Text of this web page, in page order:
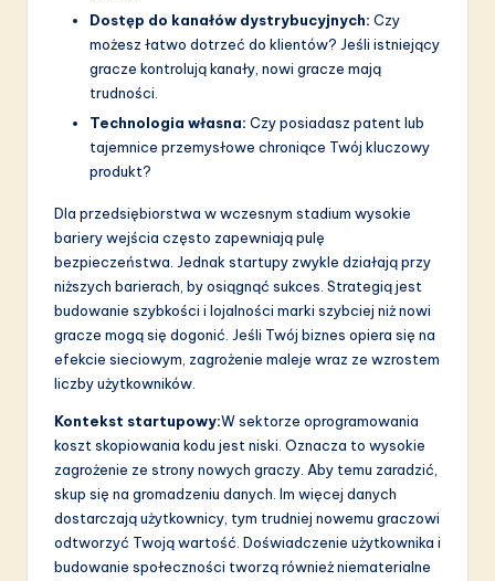
Dostęp do kanałów dystrybucyjnych: Czy
możesz łatwo dotrzeć do klientów? Jeśli istniejący
gracze kontrolują kanały, nowi gracze mają
trudności.
Technologia własna: Czy posiadasz patent lub
tajemnice przemysłowe chroniące Twój kluczowy
produkt?
Dla przedsiębiorstwa w wczesnym stadium wysokie
bariery wejścia często zapewniają pulę
bezpieczeństwa. Jednak startupy zwykle działają przy
niższych barierach, by osiągnąć sukces. Strategią jest
budowanie szybkości i lojalności marki szybciej niż nowi
gracze mogą się dogonić. Jeśli Twój biznes opiera się na
efekcie sieciowym, zagrożenie maleje wraz ze wzrostem
liczby użytkowników.
Kontekst startupowy:W sektorze oprogramowania
koszt skopiowania kodu jest niski. Oznacza to wysokie
zagrożenie ze strony nowych graczy. Aby temu zaradzić,
skup się na gromadzeniu danych. Im więcej danych
dostarczają użytkownicy, tym trudniej nowemu graczowi
odtworzyć Twoją wartość. Doświadczenie użytkownika i
budowanie społeczności tworzą również niematerialne